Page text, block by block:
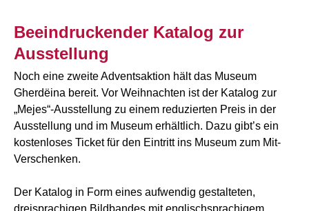
Beeindruckender Katalog zur
Ausstellung
Noch eine zweite Adventsaktion hält das Museum
Gherdëina bereit. Vor Weihnachten ist der Katalog zur
„Mejes“-Ausstellung zu einem reduzierten Preis in der
Ausstellung und im Museum erhältlich. Dazu gibt’s ein
kostenloses Ticket für den Eintritt ins Museum zum Mit-
Verschenken.
Der Katalog in Form eines aufwendig gestalteten,
dreisprachigen Bildbandes mit englischsprachigem